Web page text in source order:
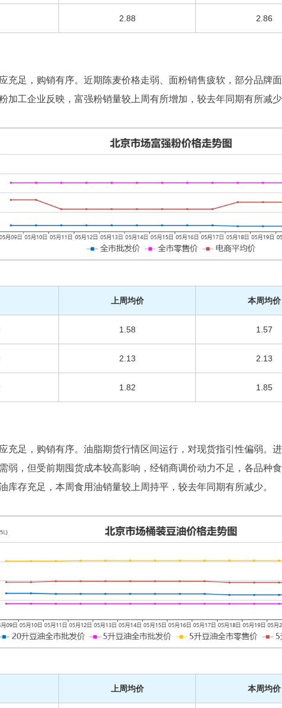
2.88 2.86
充足，购销有序。近期陈麦价格走弱、面粉销售疲软，部分品牌
加工企业反映，富强粉销量较上周有所增加，较去年同期有所减少
上周均价 本周均价
1.58 1.57
2.13 2.13
1.82 1.85
充足，购销有序。油脂期货行情区间运行，对现货指引性偏弱。
弱，但受前期囤货成本较高影响，经销商调价动力不足，各品种
库存充足，本周食用油销量较上周持平，较去年同期有所减少。
上周均价 本周均价